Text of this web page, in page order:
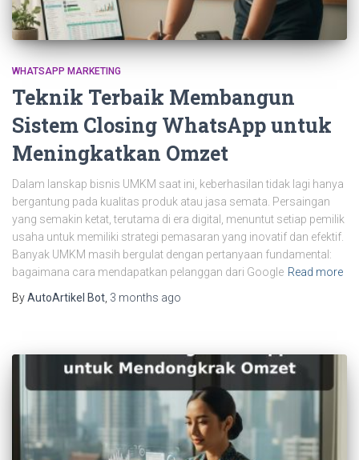
WHATSAPP MARKETING
Teknik Terbaik Membangun
Sistem Closing WhatsApp untuk
Meningkatkan Omzet
Dalam lanskap bisnis UMKM saat ini, keberhasilan tidak lagi hanya
bergantung pada kualitas produk atau jasa semata. Persaingan
yang semakin ketat, terutama di era digital, menuntut setiap pemilik
usaha untuk memiliki strategi pemasaran yang inovatif dan efektif.
Banyak UMKM masih bergulat dengan pertanyaan fundamental:
bagaimana cara mendapatkan pelanggan dari Google Read more
ByAutoArtikel Bot 3 months ago